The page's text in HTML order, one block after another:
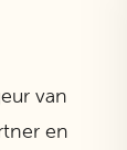
van
en